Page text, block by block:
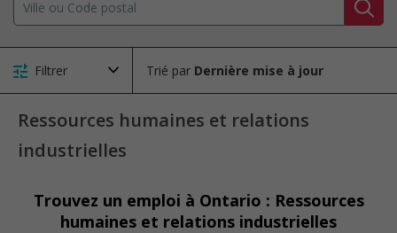
Filtrer Trié par
Ressources humaines et relations
industrielles
Trouvez un emploi à Ontario : Ressources
humaines et relations industrielles